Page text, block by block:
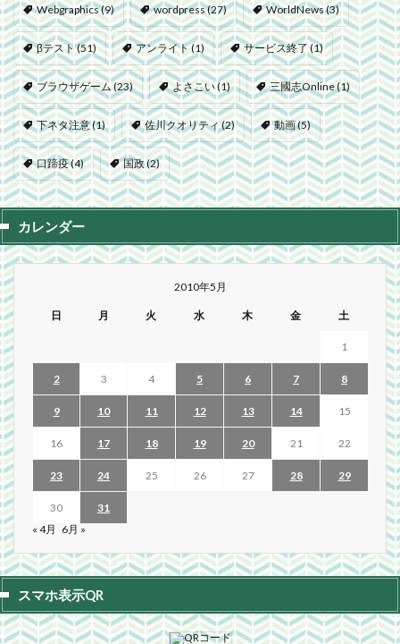
Webgraphics(9) wordpress(27) WorldNews(3)
βテスト(51) アンライト(1) サービス終了(1)
ブラウザゲーム(23) よさこい(1) 三國志Online(1)
下ネタ注意(1) 佐川クオリティ(2) 動画(5)
口蹄疫(4) 国政(2)
カレンダー
2010年5月
日 月 火 水 木 金 土
1
2 3 4 5 6 7 8
9 10 11 12 13 14 15
16 17 18 19 20 21 22
23 24 25 26 27 28 29
30
31
« 4月 6月 »
スマホ表示QR